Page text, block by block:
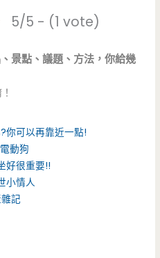
5/5 - (1 vote)
景點、議題、方法，你給幾
你可以再靠近一點!
動狗
好很重要!!
小情人
記